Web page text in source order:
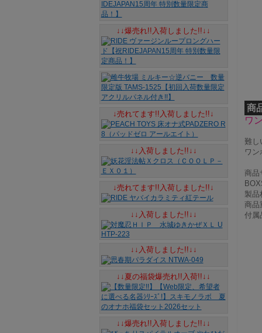
商
ワ
難し
ワ
商品
製品
商品
付属
↓↓爆売れ!!入荷しました!!↓↓
↓売れてます!!入荷しました!!↓
↓↓入荷しました!!↓↓
↓売れてます!!入荷しました!!↓
↓↓入荷しました!!↓↓
↓↓入荷しました!!↓↓
↓↓夏の福袋爆売れ!!入荷!!↓↓
↓↓爆売れ!!入荷しました!!↓↓